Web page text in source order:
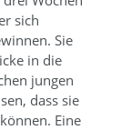
sich
Sie
in die
jungen
dass sie
Eine